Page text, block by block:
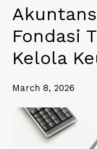
Fondasi
Kelola
March 8, 2026